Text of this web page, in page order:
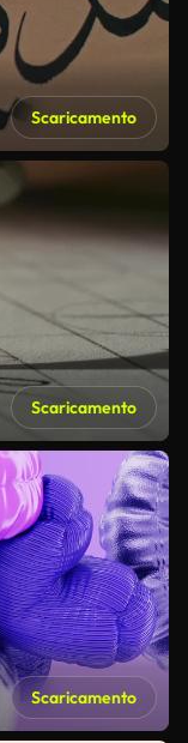
Scaricamento
Scaricamento
Scaricamento